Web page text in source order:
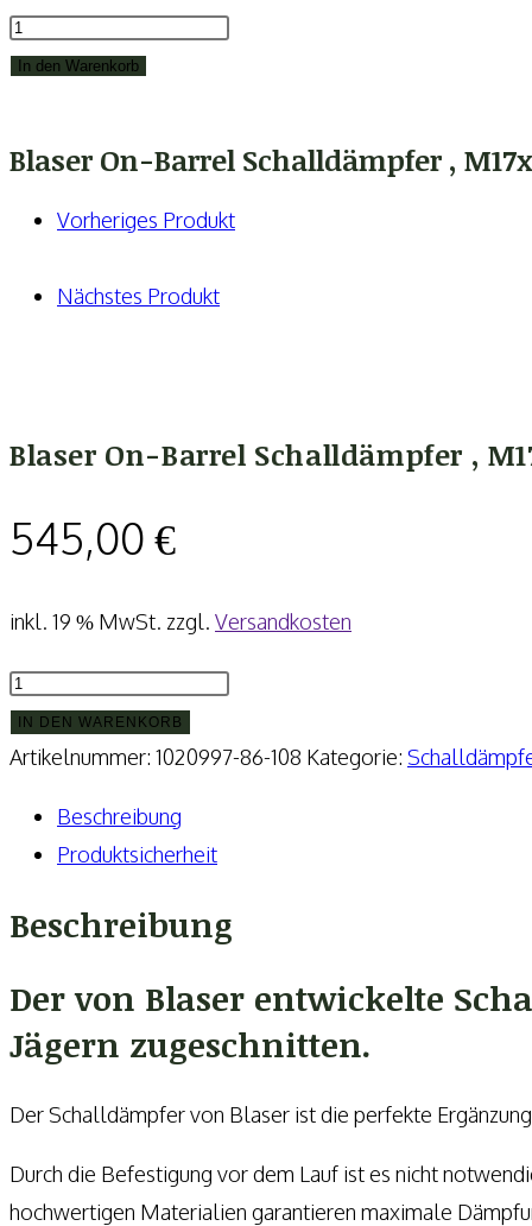
Blaser
On-
,
M17x1,
Menge
In den Warenkorb
Blaser On-Barrel Schalldämpfer ,
Vorheriges Produkt
Nächstes Produkt
Blaser On-Barrel Schalldämpfer ,
545,00 €
inkl. 19 % MwSt. zzgl. Versandkosten
Blaser
On-
Barrel
M17x1,
8,5mm-.340
Menge
IN DEN WARENKORB
Artikelnummer: 1020997-86-108 Kategorie:
Beschreibung
Produktsicherheit
Beschreibung
Der von Blaser entwickelte
Jägern zugeschnitten.
Der Schalldämpfer von Blaser ist die perfekte
Durch die Befestigung vor dem Lauf ist es nicht
hochwertigen Materialien garantieren maximale